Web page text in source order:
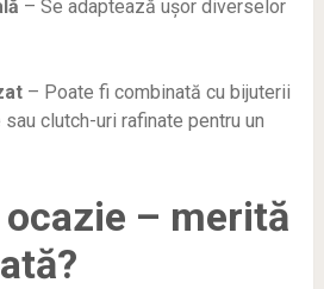
– Se adaptează ușor diverselor
– Poate fi combinată cu bijuterii
clutch-uri rafinate pentru un
ocazie – merită